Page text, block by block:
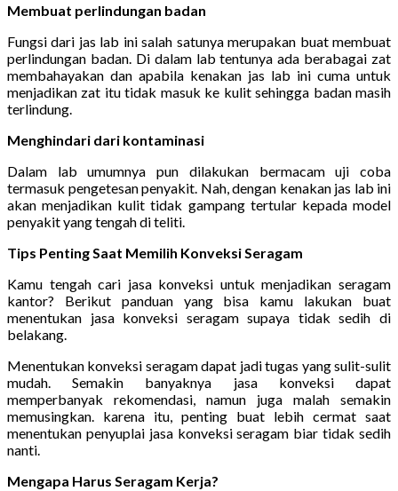
Membuat perlindungan badan
Fungsi dari jas lab ini salah satunya merupakan buat membuat
perlindungan badan. Di dalam lab tentunya ada berabagai zat
membahayakan dan apabila kenakan jas lab ini cuma untuk
menjadikan zat itu tidak masuk ke kulit sehingga badan masih
terlindung.
Menghindari dari kontaminasi
Dalam lab umumnya pun dilakukan bermacam uji coba
termasuk pengetesan penyakit. Nah, dengan kenakan jas lab ini
akan menjadikan kulit tidak gampang tertular kepada model
penyakit yang tengah di teliti.
Tips Penting Saat Memilih Konveksi Seragam
Kamu tengah cari jasa konveksi untuk menjadikan seragam
kantor? Berikut panduan yang bisa kamu lakukan buat
menentukan jasa konveksi seragam supaya tidak sedih di
belakang.
Menentukan konveksi seragam dapat jadi tugas yang sulit-sulit
mudah. Semakin banyaknya jasa konveksi dapat
memperbanyak rekomendasi, namun juga malah semakin
memusingkan. karena itu, penting buat lebih cermat saat
menentukan penyuplai jasa konveksi seragam biar tidak sedih
nanti.
Mengapa Harus Seragam Kerja?